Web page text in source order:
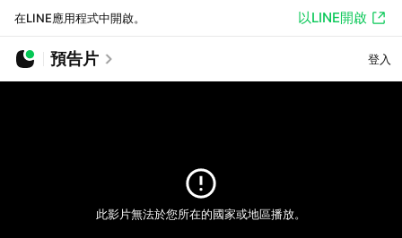
在LINE應用程式中開啟。 以LINE開啟
預告片 登入
此影片無法於您所在的國家或地區播放。